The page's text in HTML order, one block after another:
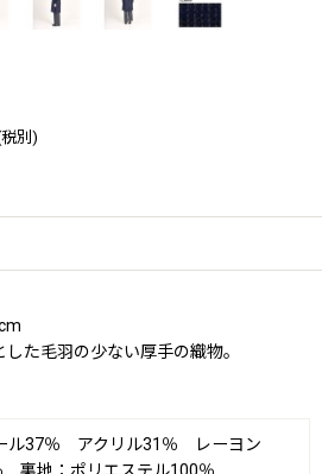
別)
た毛羽の少ない厚手の織物。
ル37％ アクリル31％ レーヨン